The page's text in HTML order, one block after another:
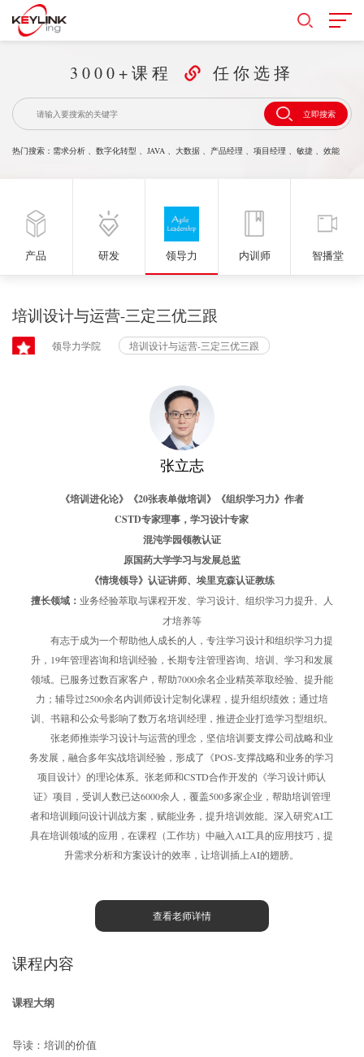
3000+课程 任你选择
立即搜索
热门搜索： 需求分析 、 数字化转型 、 JAVA 、 大数据 、 产品经理 、 项目经理 、 敏捷 、 效能
产品 研发 领导力 内训师 智播堂
培训设计与运营-三定三优三跟
领导力学院 培训设计与运营-三定三优三跟
张立志
《培训进化论》《20张表单做培训》《组织学习力》作者
CSTD专家理事，学习设计专家
混沌学园领教认证
原国药大学学习与发展总监
《情境领导》认证讲师、埃里克森认证教练
擅长领域： 业务经验萃取与课程开发、学习设计、组织学习力提升、人
才培养等
有志于成为一个帮助他人成长的人，专注学习设计和组织学习力提
升，19年管理咨询和培训经验，长期专注管理咨询、培训、学习和发展
领域。已服务过数百家客户，帮助7000余名企业精英萃取经验、提升能
力；辅导过2500余名内训师设计定制化课程，提升组织绩效；通过培
训、书籍和公众号影响了数万名培训经理，推进企业打造学习型组织。
张老师推崇学习设计与运营的理念，坚信培训要支撑公司战略和业
务发展，融合多年实战培训经验，形成了《POS-支撑战略和业务的学习
项目设计》的理论体系。张老师和CSTD合作开发的《学习设计师认
证》项目，受训人数已达6000余人，覆盖500多家企业，帮助培训管理
者和培训顾问设计训战方案，赋能业务，提升培训效能。深入研究AI工
具在培训领域的应用，在课程（工作坊）中融入AI工具的应用技巧，提
升需求分析和方案设计的效率，让培训插上AI的翅膀。
查看老师详情
课程内容
课程大纲
导读：培训的价值